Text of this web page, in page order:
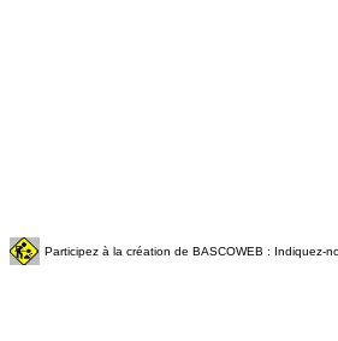
Participez à la création de BASCOWEB : Indiquez-